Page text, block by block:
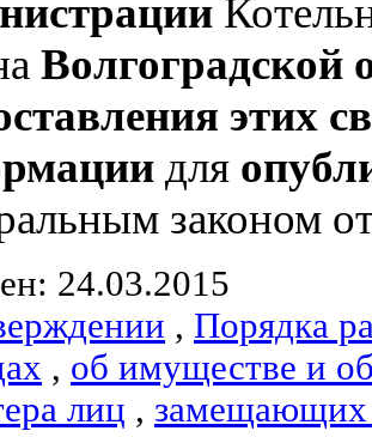
Волгоградской
этих
для
законом
24.03.2015
, Порядка
, об имуществе и
лиц , замещающих